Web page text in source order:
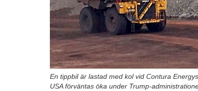
En tippbil är lastad med kol vid Contura
USA förväntas öka under Trump-